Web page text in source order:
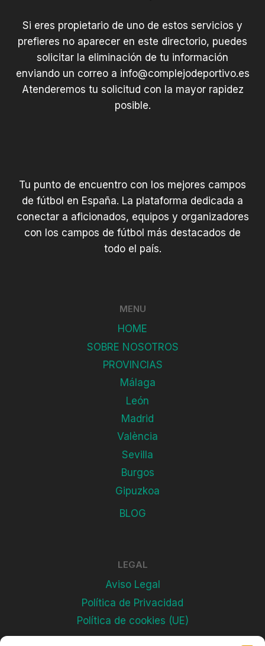
Si eres propietario de uno de estos servicios y
prefieres no aparecer en este directorio, puedes
solicitar la eliminación de tu información
enviando un correo a info@complejodeportivo.es
Atenderemos tu solicitud con la mayor rapidez
posible.
Tu punto de encuentro con los mejores campos
de fútbol en España. La plataforma dedicada a
conectar a aficionados, equipos y organizadores
con los campos de fútbol más destacados de
todo el país.
MENU
HOME
SOBRE NOSOTROS
PROVINCIAS
Málaga
León
Madrid
València
Sevilla
Burgos
Gipuzkoa
BLOG
LEGAL
Aviso Legal
Política de Privacidad
Política de cookies (UE)